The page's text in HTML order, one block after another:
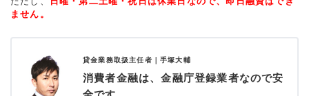
ません。
貸金業務取扱主任者｜ 手塚大輔
消費者金融は、金融庁登録業者なので安